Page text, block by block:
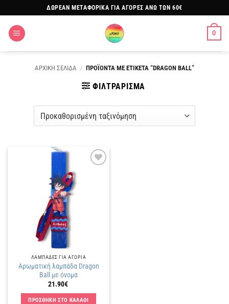
στο
περιεχόμενο
ΔΩΡΕΑΝ ΜΕΤΑΦΟΡΙΚΑ ΓΙΑ ΑΓΟΡΕΣ ΑΝΩ ΤΩΝ 60€
0
ΑΡΧΙΚΗ ΣΕΛΙΔΑ / ΠΡΟΪΟΝΤΑ ΜΕ ΕΤΙΚΕΤΑ “DRAGON BALL”
ΦΙΛΤΡΑΡΙΣΜΑ
ΛΑΜΠΑΔΕΣ ΓΙΑ ΑΓΟΡΙΑ
Αρωματική λαμπάδα Dragon
Ball με όνομα
21.90€
ΠΡΟΣΘΗΚΗ ΣΤΟ ΚΑΛΑΘΙ